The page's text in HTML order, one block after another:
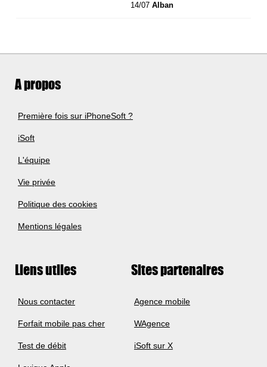
14/07Alban
A propos
Première fois sur iPhoneSoft ?
iSoft
L'équipe
Vie privée
Politique des cookies
Mentions légales
Liens utiles
Nous contacter
Forfait mobile pas cher
Test de débit
Sites partenaires
Agence mobile
WAgence
iSoft sur X